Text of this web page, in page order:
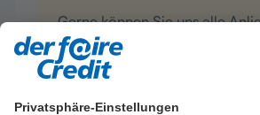
Privatsphäre-Einstellungen
Gerne können Sie uns alle
direkt per Chat mitteilen.